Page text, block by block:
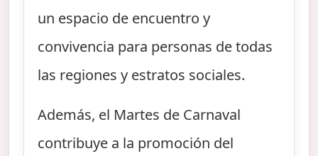
un espacio de encuentro y
convivencia para personas de todas
las regiones y estratos sociales.
Además, el Martes de Carnaval
contribuye a la promoción del